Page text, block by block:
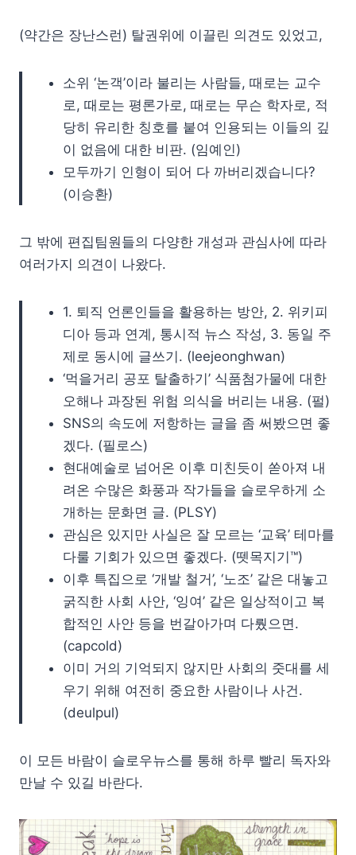
(약간은 장난스런) 탈권위에 이끌린 의견도 있었고,
소위 ‘논객’이라 불리는 사람들, 때로는 교수
로, 때로는 평론가로, 때로는 무슨 학자로, 적
당히 유리한 칭호를 붙여 인용되는 이들의 깊
이 없음에 대한 비판. (임예인)
모두까기 인형이 되어 다 까버리겠습니다?
(이승환)
그 밖에 편집팀원들의 다양한 개성과 관심사에 따라
여러가지 의견이 나왔다.
1. 퇴직 언론인들을 활용하는 방안, 2. 위키피
디아 등과 연계, 통시적 뉴스 작성, 3. 동일 주
제로 동시에 글쓰기. (leejeonghwan)
‘먹을거리 공포 탈출하기’ 식품첨가물에 대한
오해나 과장된 위험 의식을 버리는 내용. (펄)
SNS의 속도에 저항하는 글을 좀 써봤으면 좋
겠다. (필로스)
현대예술로 넘어온 이후 미친듯이 쏟아져 내
려온 수많은 화풍과 작가들을 슬로우하게 소
개하는 문화면 글. (PLSY)
관심은 있지만 사실은 잘 모르는 ‘교육’ 테마를
다룰 기회가 있으면 좋겠다. (뗏목지기™)
이후 특집으로 ‘개발 철거’, ‘노조’ 같은 대놓고
굵직한 사회 사안, ‘잉여’ 같은 일상적이고 복
합적인 사안 등을 번갈아가며 다뤘으면.
(capcold)
이미 거의 기억되지 않지만 사회의 줏대를 세
우기 위해 여전히 중요한 사람이나 사건.
(deulpul)
이 모든 바람이 슬로우뉴스를 통해 하루 빨리 독자와
만날 수 있길 바란다.